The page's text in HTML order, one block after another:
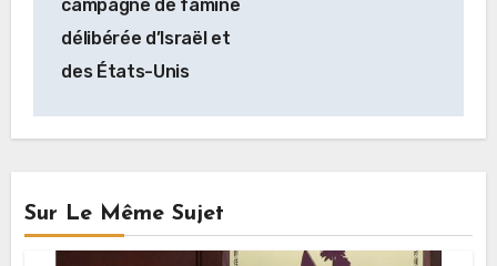
campagne de famine
délibérée d’Israël et
des États-Unis
Sur Le Même Sujet